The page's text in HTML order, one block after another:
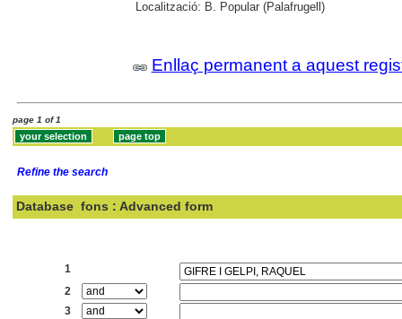
Localització: B. Popular (Palafrugell)
Enllaç permanent a aquest
page 1 of 1
Refine the search
Database fons : Advanced form
1
2
3